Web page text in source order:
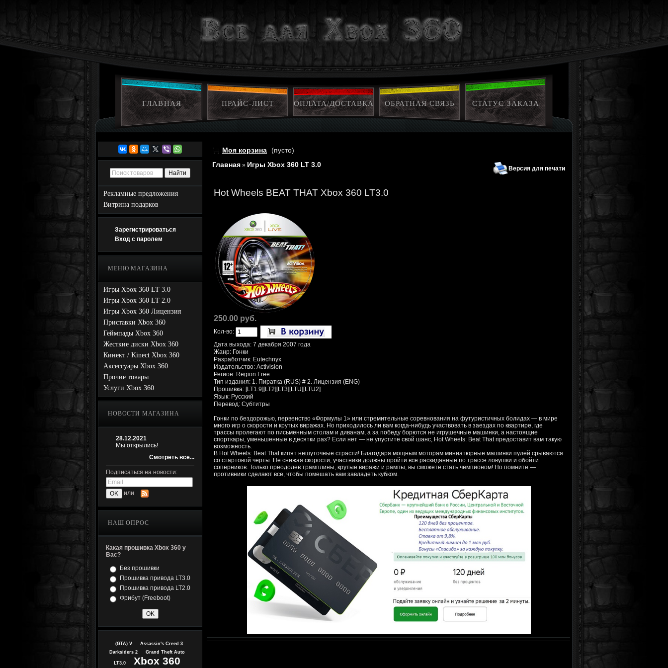
ГЛАВНАЯ ПРАЙС-ЛИСТ ОПЛАТА/ДОСТАВКА ОБРАТНАЯ СВЯЗЬ СТАТУС ЗАКАЗА
Рекламные предложения
Витрина подарков
Зарегистрироваться
Вход с паролем
МЕНЮ МАГАЗИНА
Игры Xbox 360 LT 3.0
Игры Xbox 360 LT 2.0
Игры Xbox 360 Лицензия
Приставки Xbox 360
Геймпады Xbox 360
Жесткие диски Xbox 360
Кинект / Kinect Xbox 360
Аксессуары Xbox 360
Прочие товары
Услуги Xbox 360
НОВОСТИ МАГАЗИНА
28.12.2021
Мы открылись!
Смотреть все...
Подписаться на новости:
или
НАШ ОПРОС
Какая прошивка Xbox 360 у
Вас?
Без прошивки
Прошивка привода LT3.0
Прошивка привода LT2.0
Фрибут (Freeboot)
(GTA) V
Assassin's Creed 3
Darksiders 2
Grand Theft Auto
LT3.0 Xbox 360
Моя корзина (пусто)
Главная » Игры Xbox 360 LT 3.0 Версия для печати
Hot Wheels BEAT THAT Xbox 360 LT3.0
250.00 руб.
Кол-во:
Дата выхода: 7 декабря 2007 года
Жанр: Гонки
Разработчик: Eutechnyx
Издательство: Activision
Регион: Region Free
Тип издания: 1. Пиратка (RUS) # 2. Лицензия (ENG)
Прошивка: [LT1.9][LT2][LT3][LTU][LTU2]
Язык: Русский
Перевод: Субтитры
Гонки по бездорожью, первенство «Формулы 1» или стремительные соревнования на футуристичных болидах — в мире
много игр о скорости и крутых виражах. Но приходилось ли вам когда-нибудь участвовать в заездах по квартире, где
трассы пролегают по письменным столам и диванам, а за победу борются не игрушечные машинки, а настоящие
спорткары, уменьшенные в десятки раз? Если нет — не упустите свой шанс, Hot Wheels: Beat That предоставит вам такую
возможность.
В Hot Wheels: Beat That кипят нешуточные страсти! Благодаря мощным моторам миниатюрные машинки пулей срываются
со стартовой черты. Не снижая скорости, участники должны пройти все раскиданные по трассе ловушки и обойти
соперников. Только преодолев трамплины, крутые виражи и рампы, вы сможете стать чемпионом! Но помните —
противники сделают все, чтобы помешать вам завладеть кубком.